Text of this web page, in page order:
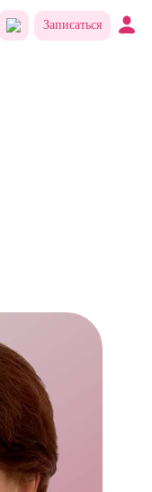
Записаться